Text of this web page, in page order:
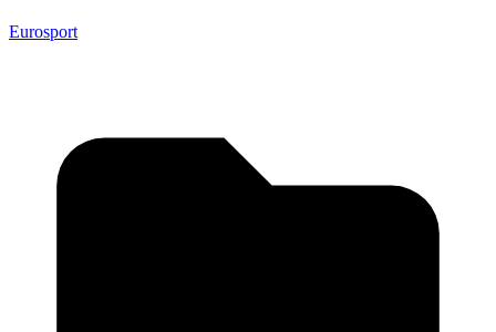
Eurosport